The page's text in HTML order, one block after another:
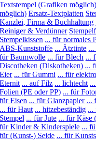
Textstempel (Grafiken möglich)
möglich) Ersatz-Textplatten
Kanzlei, Firma & Buchhaltung
Reiniger & Verdünner
Stempelkissen ... für normales
ABS-Kunststoffe ... Ätztinte
für Baumwolle ... für Blech ...
Discotheken (Diskotheken) ...
Eier ... für Gummi ... für
Eternit ... auf Filz ... lichtecht
Folien (PE oder PP) ... für
für Eisen ... für Glanzpapier ...
... für Haut ... hitzebeständig ...
Stempel ... für Jute ... für Käse
für Kinder & Kinderspiele ...
für (Kunst-) Seide ... für